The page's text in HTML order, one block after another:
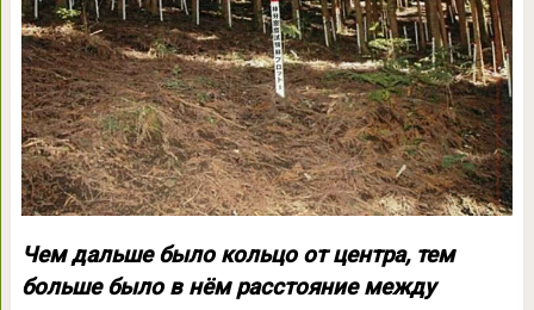
Чем дальше было кольцо от центра, тем
больше было в нём расстояние между